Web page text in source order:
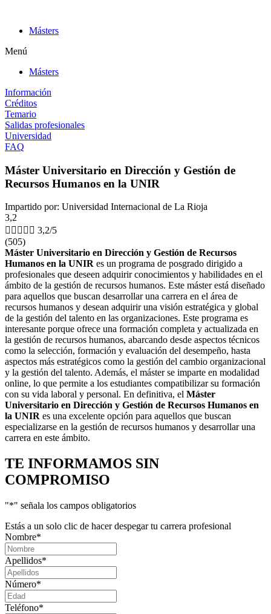
contenidoMásters
Menú
Másters
Información
Créditos
Temario
Salidas profesionales
Universidad
FAQ
Máster Universitario en Dirección y Gestión de
Recursos Humanos en la UNIR
Impartido por: Universidad Internacional de La Rioja
3,2
     3,2/5
(505)
Máster Universitario en Dirección y Gestión de Recursos
Humanos en la UNIR es un programa de posgrado dirigido a
profesionales que deseen adquirir conocimientos y habilidades en el
ámbito de la gestión de recursos humanos. Este máster está diseñado
para aquellos que buscan desarrollar una carrera en el área de
recursos humanos y desean adquirir una visión estratégica y global
de la gestión del talento en las organizaciones. Este programa es
interesante porque ofrece una formación completa y actualizada en
la gestión de recursos humanos, abarcando desde aspectos técnicos
como la selección, formación y evaluación del desempeño, hasta
aspectos más estratégicos como la gestión del cambio organizacional
y la gestión del talento. Además, el máster se imparte en modalidad
online, lo que permite a los estudiantes compatibilizar su formación
con su vida laboral y personal. En definitiva, el Máster
Universitario en Dirección y Gestión de Recursos Humanos en
la UNIR es una excelente opción para aquellos que buscan
especializarse en la gestión de recursos humanos y desarrollar una
carrera en este ámbito.
TE INFORMAMOS SIN
COMPROMISO
"*" señala los campos obligatorios
Estás a un solo clic de hacer despegar tu carrera profesional
Nombre*
Apellidos*
Número*
Teléfono*